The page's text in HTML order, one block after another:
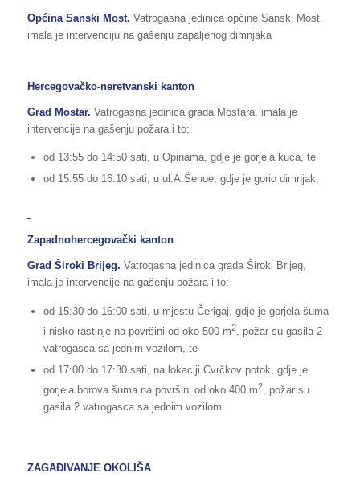
Općina Sanski Most. Vatrogasna jedinica općine Sanski Most,
imala je intervenciju na gašenju zapaljenog dimnjaka
Hercegovačko-neretvanski kanton
Grad Mostar. Vatrogasna jedinica grada Mostara, imala je
intervencije na gašenju požara i to:
od 13:55 do 14:50 sati, u Opinama, gdje je gorjela kuća, te
od 15:55 do 16:10 sati, u ul.A.Šenoe, gdje je gorio dimnjak,
Zapadnohercegovački kanton
Grad Široki Brijeg. Vatrogasna jedinica grada Široki Brijeg,
imala je intervencije na gašenju požara i to:
od 15:30 do 16:00 sati, u mjestu Čerigaj, gdje je gorjela šuma
i nisko rastinje na površini od oko 500 m2, požar su gasila 2
vatrogasca sa jednim vozilom, te
od 17:00 do 17:30 sati, na lokaciji Cvrčkov potok, gdje je
gorjela borova šuma na površini od oko 400 m2, požar su
gasila 2 vatrogasca sa jednim vozilom.
ZAGAĐIVANJE OKOLIŠA